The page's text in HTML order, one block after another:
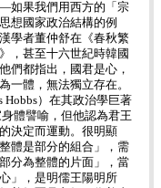
如果我們用西方的「宗
想國家政治結構的例
學者董仲舒在《春秋繁
，甚至十六世紀時韓國
們都指出，國君是心，
一體，無法獨立存在。
Hobbs）在其政治學巨著
體譬喻，但他認為君王
決定而運動。很明顯
體是部分的組合」，需
分為整體的片面」，當
」，是明儒王陽明所